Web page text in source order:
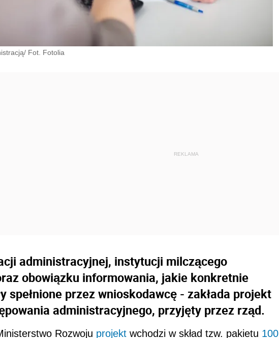
Fot. Fotolia
administracyjnej, instytucji milczącego
obowiązku informowania, jakie konkretnie
spełnione przez wnioskodawcę - zakłada projekt
administracyjnego, przyjęty przez rząd.
Rozwoju projekt wchodzi w skład tzw. pakietu 100